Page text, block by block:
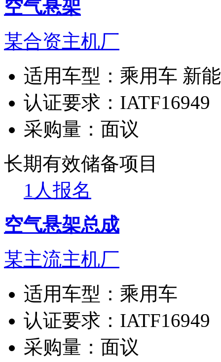
空气悬架
某合资主机厂
适用车型： 乘用车 新
认证要求： IATF16949
采购量： 面议
长期有效储备项目
1人报名
空气悬架总成
某主流主机厂
适用车型： 乘用车
认证要求： IATF16949
采购量： 面议